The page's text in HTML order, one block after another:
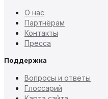
О нас
Партнёрам
Контакты
Пресса
Поддержка
Вопросы и ответы
Глоссарий